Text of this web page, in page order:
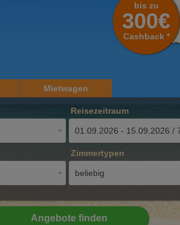
bis zu
300€
Cashback *
Mietwagen
Reisezeitraum
Zimmertypen
beliebig
Angebote finden